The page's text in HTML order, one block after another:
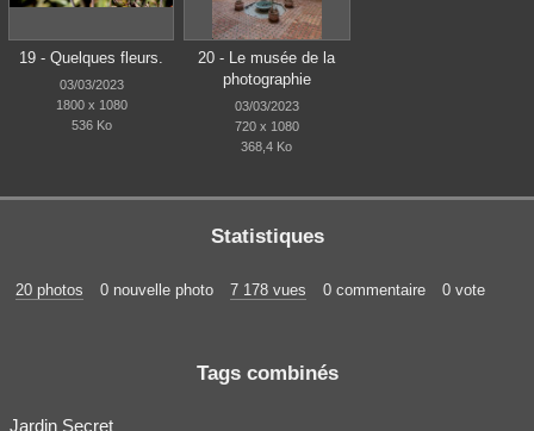
19 - Quelques fleurs.
03/03/2023
1800 x 1080
536 Ko
20 - Le musée de la
photographie
03/03/2023
720 x 1080
368,4 Ko
Statistiques
20 photos 0 nouvelle photo 7 178 vues 0 commentaire 0 vote
Tags combinés
Jardin Secret